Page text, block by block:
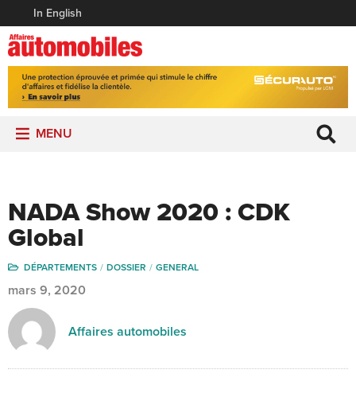
In English
MENU
NADA Show 2020 : CDK
Global
DÉPARTEMENTS DOSSIER GENERAL
mars 9, 2020
Affaires automobiles